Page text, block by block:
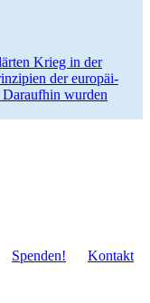
Krieg in der
der europäi­
Daraufhin wurden
Spenden! Kontakt